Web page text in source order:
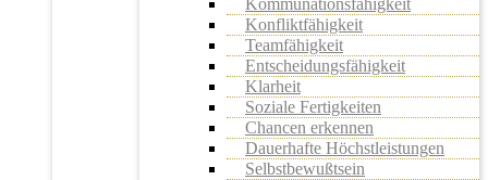
Kommunationsfähigkeit
Konfliktfähigkeit
Teamfähigkeit
Entscheidungsfähigkeit
Klarheit
Soziale Fertigkeiten
Chancen erkennen
Dauerhafte Höchstleistungen
Selbstbewußtsein